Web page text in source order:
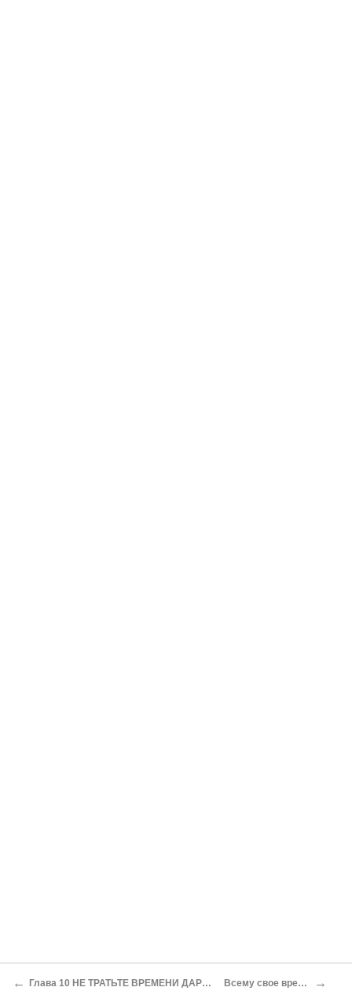
← Глава 10 НЕ ТРАТЬТЕ ВРЕМЕНИ ДАРОМ Всему свое время →